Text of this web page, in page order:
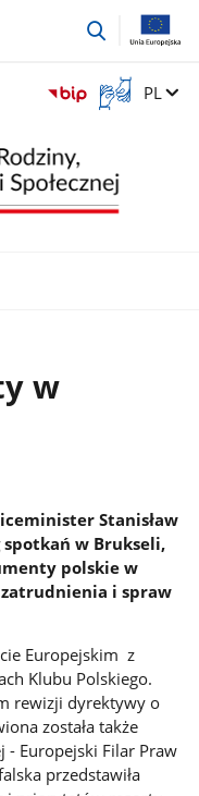
przejdź
Otwórz
okno
języka
migowego
Zmień
PL
w
Stanisław
spotkań w Brukseli,
polskie w
i spraw
Europejskim z
Klubu Polskiego.
rewizji dyrektywy o
została także
- Europejski Filar Praw
przedstawiła